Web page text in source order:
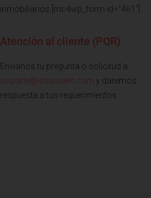
inmobiliarios [mc4wp_form id="461"]
Atención al cliente (PQR)
Envianos tu pregunta o solicitud a
soporte@issasaieh.com y daremos
respuesta a tus requerimientos